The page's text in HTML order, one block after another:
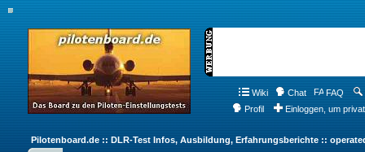
Wiki Chat FAQ
Profil
Einloggen, um
Pilotenboard.de :: DLR-Test Infos, Ausbildung, Erfahrungsberichte ::